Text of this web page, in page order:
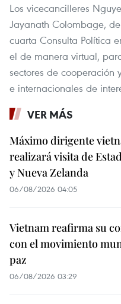
Los vicecancilleres
Jayanath Colombage,
cuarta Consulta Política
el de manera virtual,
sectores de cooperación
e internacionales de
VER MÁS
Máximo dirigente
realizará visita de
y Nueva Zelanda
06/08/2026 04:05
Vietnam reafirma su
con el movimiento
paz
06/08/2026 03:29